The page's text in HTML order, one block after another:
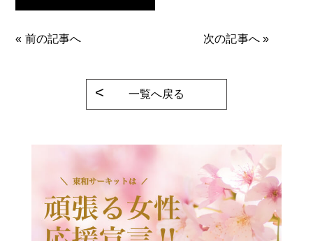
« 前の記事へ 次の記事へ»
一覧へ戻る